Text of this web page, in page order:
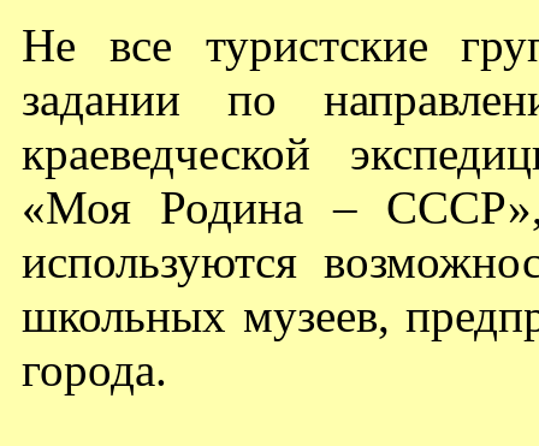
Не все туристские
задании по
краеведческой
«Моя Родина – СССР»,
используются
школьных музеев,
города.